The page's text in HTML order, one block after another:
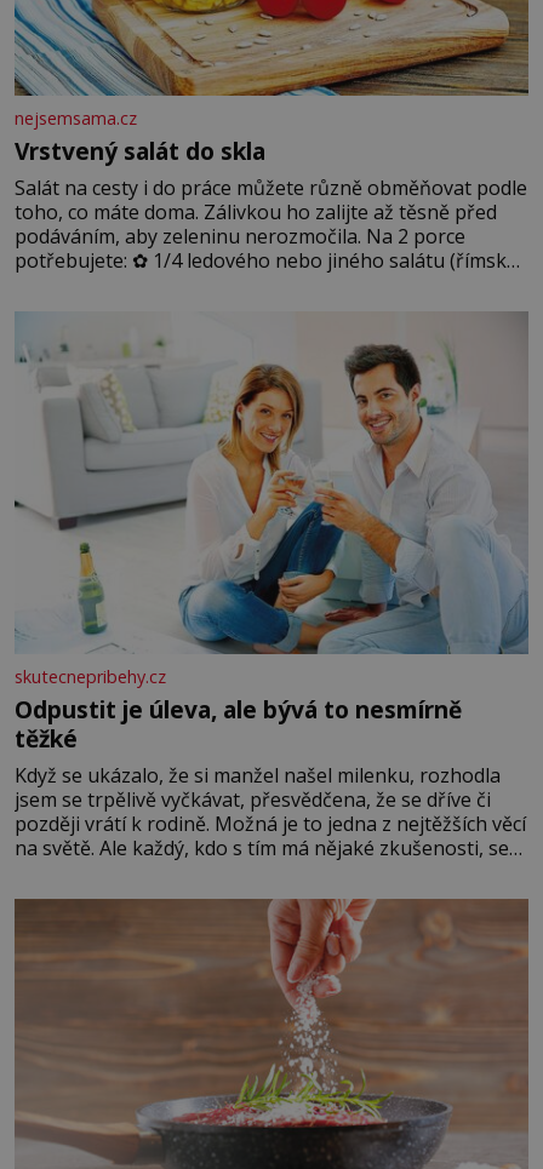
nejsemsama.cz
Vrstvený salát do skla
Salát na cesty i do práce můžete různě obměňovat podle
toho, co máte doma. Zálivkou ho zalijte až těsně před
podáváním, aby zeleninu nerozmočila. Na 2 porce
potřebujete: ✿ 1/4 ledového nebo jiného salátu (římský
okurky ✿ 2 rajčata Zálivka: ✿ 4 lžíce olivového oleje ✿ 1
lžíci citronové šťávy ✿ ½ stroužku
skutecnepribehy.cz
Odpustit je úleva, ale bývá to nesmírně
těžké
Když se ukázalo, že si manžel našel milenku, rozhodla
jsem se trpělivě vyčkávat, přesvědčena, že se dříve či
později vrátí k rodině. Možná je to jedna z nejtěžších věcí
na světě. Ale každý, kdo s tím má nějaké zkušenosti, se
Když se ke mně doneslo, že si manžel pořídil milenku,